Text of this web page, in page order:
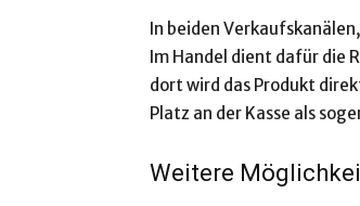
In beiden
Im Handel dient dafür die
dort wird das Produkt
Platz an der Kasse als
Weitere